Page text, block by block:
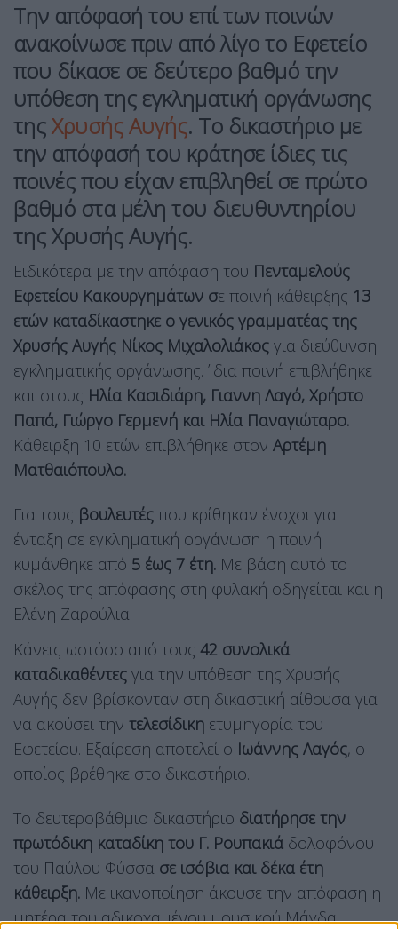
Την απόφασή του επί των ποινών
ανακοίνωσε πριν από λίγο το Εφετείο
που δίκασε σε δεύτερο βαθμό την
υπόθεση της εγκληματική οργάνωσης
τηςΧρυσής Αυγής. Το δικαστήριο με
την απόφασή του κράτησε ίδιες τις
ποινές που είχαν επιβληθεί σε πρώτο
βαθμό στα μέλη του διευθυντηρίου
της Χρυσής Αυγής.
Ειδικότερα με την απόφαση του Πενταμελούς
Εφετείου Κακουργημάτων σε ποινή κάθειρξης 13
ετών καταδίκαστηκε ο γενικός γραμματέας της
Χρυσής Αυγής Νίκος Μιχαλολιάκος για διεύθυνση
εγκληματικής οργάνωσης. Ίδια ποινή επιβλήθηκε
και στους Ηλία Κασιδιάρη, Γιαννη Λαγό, Χρήστο
Παπά, Γιώργο Γερμενή και Ηλία Παναγιώταρο.
Κάθειρξη 10 ετών επιβλήθηκε στον Αρτέμη
Ματθαιόπουλο.
Για τους βουλευτές που κρίθηκαν ένοχοι για
ένταξη σε εγκληματική οργάνωση η ποινή
κυμάνθηκε από 5 έως 7 έτη. Με βάση αυτό το
σκέλος της απόφασης στη φυλακή οδηγείται και η
Ελένη Ζαρούλια.
Κάνεις ωστόσο από τους 42 συνολικά
καταδικαθέντες για την υπόθεση της Χρυσής
Αυγής δεν βρίσκονταν στη δικαστική αίθουσα για
να ακούσει την τελεσίδικη ετυμηγορία του
Εφετείου. Εξαίρεση αποτελεί ο Ιωάννης Λαγός, ο
οποίος βρέθηκε στο δικαστήριο.
Το δευτεροβάθμιο δικαστήριο διατήρησε την
πρωτόδικη καταδίκη του Γ. Ρουπακιά δολοφόνου
του Παύλου Φύσσα σε ισόβια και δέκα έτη
κάθειρξη. Με ικανοποίηση άκουσε την απόφαση η
μητέρα του αδικοχαμένου μουσικού Μάγδα